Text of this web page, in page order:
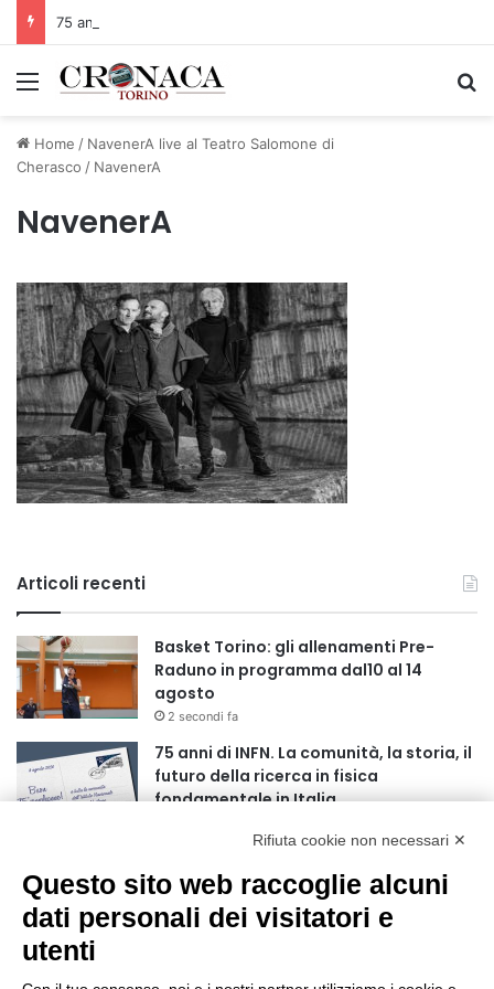
Menu
Home / NavenerA live al Teatro Salomone di
Cherasco / NavenerA
NavenerA
Articoli recenti
Basket Torino: gli allenamenti Pre-
Raduno in programma dal10 al 14
agosto
2 secondi fa
75 anni di INFN. La comunità, la storia, il
futuro della ricerca in fisica
fondamentale in Italia
nel pieno della stagione turistica
4 ore fa
Madonna della Neve al Rifugio Ciao
Rifiuta cookie non necessari ✕
Questo sito web raccoglie alcuni
dati personali dei visitatori e
utenti